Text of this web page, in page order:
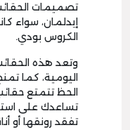
تصميمات
إيدلمان، سواء
الكروس بودي.
وتعد هذه
اليومية، كما
الحظ تتمتع
تساعدك على
تفقد رونقها أو